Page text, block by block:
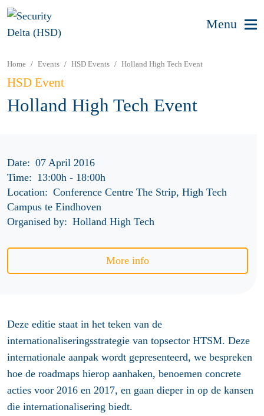
Menu
Home Events HSD Events Holland High Tech Event
HSD Event
Holland High Tech Event
Date: 07 April 2016
Time: 13:00h- 18:00h
Location: Conference Centre The Strip, High Tech
Campus te Eindhoven
Organised by: Holland High Tech
More info
Deze editie staat in het teken van de
internationaliseringsstrategie van topsector HTSM. Deze
internationale aanpak wordt gepresenteerd, we bespreken
hoe de roadmaps hierop aanhaken, benoemen concrete
acties voor 2016 en 2017, en gaan dieper in op de kansen
die internationalisering biedt.